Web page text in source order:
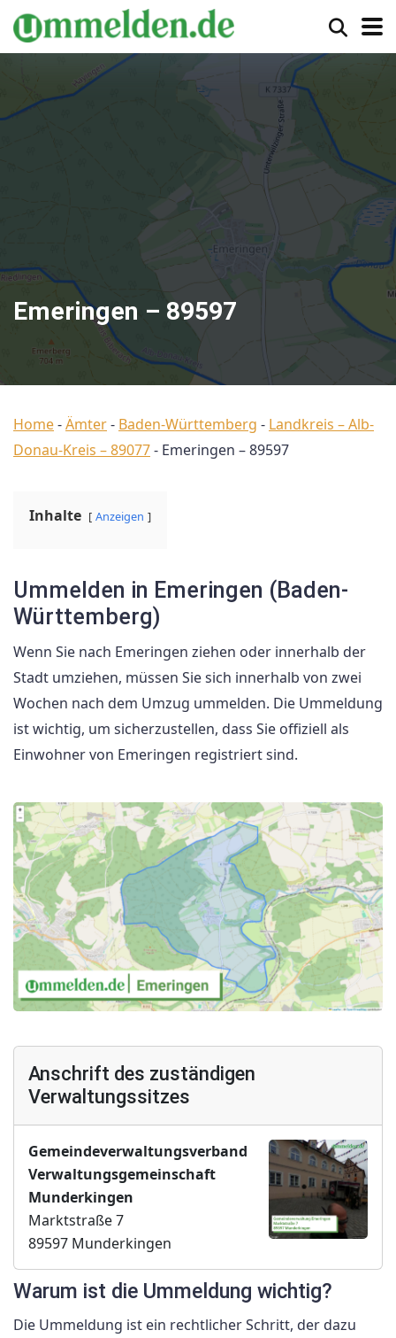
Emeringen – 89597
Home-Ämter- Baden-Württemberg - Landkreis – Alb-
Donau-Kreis – 89077- Emeringen – 89597
Inhalte Anzeigen
Ummelden in Emeringen (Baden-
Württemberg)
Wenn Sie nach Emeringen ziehen oder innerhalb der
Stadt umziehen, müssen Sie sich innerhalb von zwei
Wochen nach dem Umzug ummelden. Die Ummeldung
ist wichtig, um sicherzustellen, dass Sie offiziell als
Einwohner von Emeringen registriert sind.
Anschrift des zuständigen
Verwaltungssitzes
Gemeindeverwaltungsverband
Verwaltungsgemeinschaft
Munderkingen
Marktstraße 7
89597 Munderkingen
Warum ist die Ummeldung wichtig?
Die Ummeldung ist ein rechtlicher Schritt, der dazu